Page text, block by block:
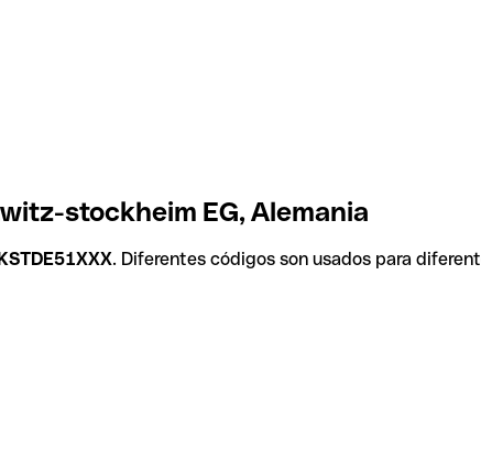
stockheim EG, Alemania
. Diferentes códigos son usados para